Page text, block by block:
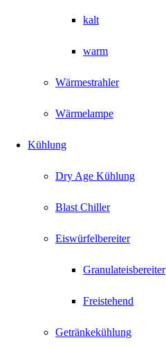
kalt
warm
Wärmestrahler
Wärmelampe
Kühlung
Dry Age Kühlung
Blast Chiller
Eiswürfelbereiter
Granulateisbereiter
Freistehend
Getränkekühlung